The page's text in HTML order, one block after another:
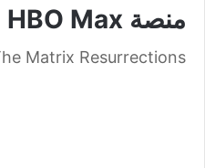
منصة HBO Max
Matrix Resurrections